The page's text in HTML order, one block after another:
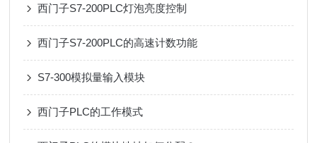
西门子S7-200PLC灯泡亮度控制
西门子S7-200PLC的高速计数功能
S7-300模拟量输入模块
西门子PLC的工作模式